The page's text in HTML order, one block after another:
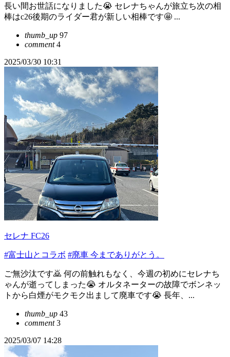
長い間お世話になりました😭 セレナちゃんが旅立ち次の相
棒はc26後期のライダー君が新しい相棒です🤩 ...
thumb_up 97
comment4
2025/03/30 10:31
セレナ FC26
#富士山とコラボ #廃車 今までありがとう。
ご無沙汰です🙇 何の前触れもなく、今週の初めにセレナち
ゃんが逝ってしまった😭 オルタネーターの故障でボンネッ
トから白煙がモクモク出まして廃車です😭 長年、...
thumb_up 43
comment3
2025/03/07 14:28